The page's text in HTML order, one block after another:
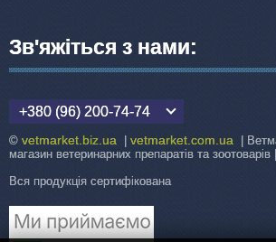
Зв'яжіться з нами:
+380 (96) 200-74-74
© vetmarket.biz.ua vetmarket.com.ua |
магазин ветеринарних препаратів та
Вся продукція сертифікована